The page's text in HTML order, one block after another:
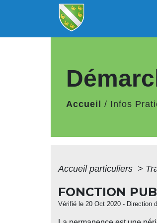
Accueil / Infos
Accueil particuliers >
FONCTION
Vérifié le 20 Oct 2020 - Direction